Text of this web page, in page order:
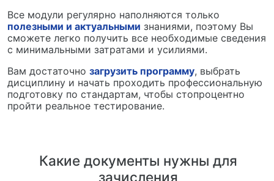
Все модули регулярно наполняются только
полезными и актуальными знаниями, поэтому Вы
сможете легко получить все необходимые сведения
с минимальными затратами и усилиями.
Вам достаточно загрузить программу, выбрать
дисциплину и начать проходить профессиональную
подготовку по стандартам, чтобы стопроцентно
пройти реальное тестирование.
Какие документы нужны для
зачисления